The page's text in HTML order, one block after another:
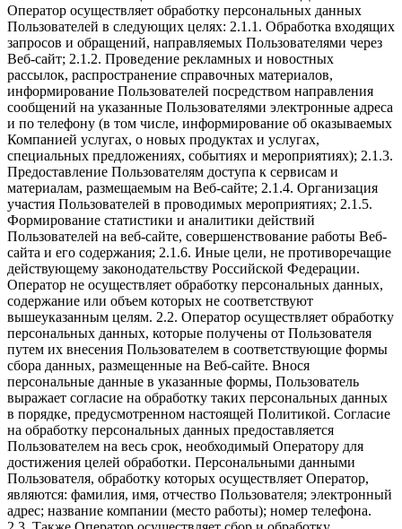
Оператор осуществляет обработку персональных данных
Пользователей в следующих целях: 2.1.1. Обработка входящих
запросов и обращений, направляемых Пользователями через
Веб-сайт; 2.1.2. Проведение рекламных и новостных
рассылок, распространение справочных материалов,
информирование Пользователей посредством направления
сообщений на указанные Пользователями электронные адреса
и по телефону (в том числе, информирование об оказываемых
Компанией услугах, о новых продуктах и услугах,
специальных предложениях, событиях и мероприятиях); 2.1.3.
Предоставление Пользователям доступа к сервисам и
материалам, размещаемым на Веб-сайте; 2.1.4. Организация
участия Пользователей в проводимых мероприятиях; 2.1.5.
Формирование статистики и аналитики действий
Пользователей на веб-сайте, совершенствование работы Веб-
сайта и его содержания; 2.1.6. Иные цели, не противоречащие
действующему законодательству Российской Федерации.
Оператор не осуществляет обработку персональных данных,
содержание или объем которых не соответствуют
вышеуказанным целям. 2.2. Оператор осуществляет обработку
персональных данных, которые получены от Пользователя
путем их внесения Пользователем в соответствующие формы
сбора данных, размещенные на Веб-сайте. Внося
персональные данные в указанные формы, Пользователь
выражает согласие на обработку таких персональных данных
в порядке, предусмотренном настоящей Политикой. Согласие
на обработку персональных данных предоставляется
Пользователем на весь срок, необходимый Оператору для
достижения целей обработки. Персональными данными
Пользователя, обработку которых осуществляет Оператор,
являются: фамилия, имя, отчество Пользователя; электронный
адрес; название компании (место работы); номер телефона.